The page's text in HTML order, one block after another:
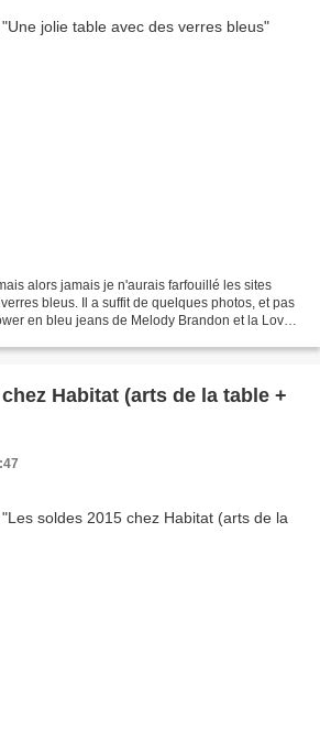
alors jamais je n'aurais farfouillé les sites
bleus. Il a suffit de quelques photos, et pas
en bleu jeans de Melody Brandon et la Love
Habitat (arts de la table +